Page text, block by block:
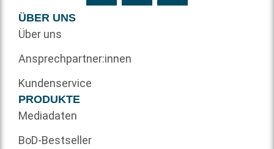
ÜBER UNS
Über uns
Ansprechpartner:innen
Kundenservice
PRODUKTE
Mediadaten
BoD-Bestseller